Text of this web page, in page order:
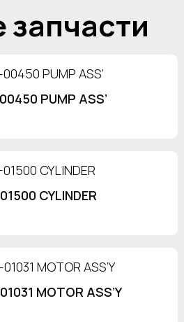
PUMP ASS’
CYLINDER
MOTOR ASS’Y